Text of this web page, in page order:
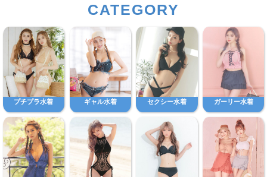
CATEGORY
プチプラ水着 ギャル水着 セクシー水着 ガーリー水着